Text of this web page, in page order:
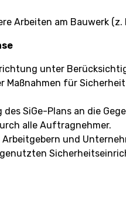
Arbeiten am Bauwerk
unter
Maßnahmen für
SiGe-Plans an die
alle Auftragnehmer.
und